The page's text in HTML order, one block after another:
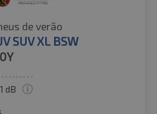
de verão
SUV XL BSW
dB